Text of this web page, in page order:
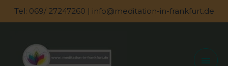
Inhalt
Tel: 069/ 27247260 | info@meditation-in-frankfurt.de